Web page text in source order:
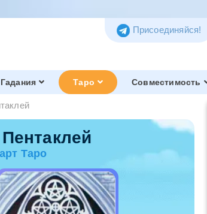
Присоединяйся!
Гадания Таро Совместимость
Таро
Таро Тота
Обзор и история